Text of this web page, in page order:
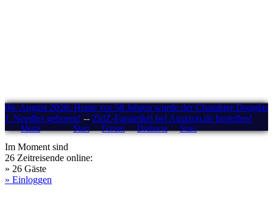
06. August 2026: Heute vor 58 Jahren wurde der Charakter Douglas
J. Needles geboren! -- ZidZ-Fanartikel bei Amazon.de bestellen!
Menü Start Forum Drehorte Stars
Im Moment sind
26 Zeitreisende online:
» 26 Gäste
» Einloggen